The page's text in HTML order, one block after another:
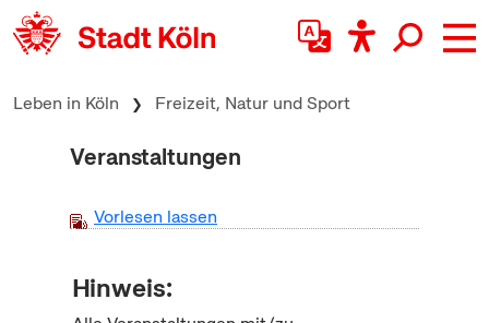
zum Inhalt springen
Leben in Köln Freizeit, Natur und Sport
Veranstaltungen
Vorlesen lassen
Hinweis: